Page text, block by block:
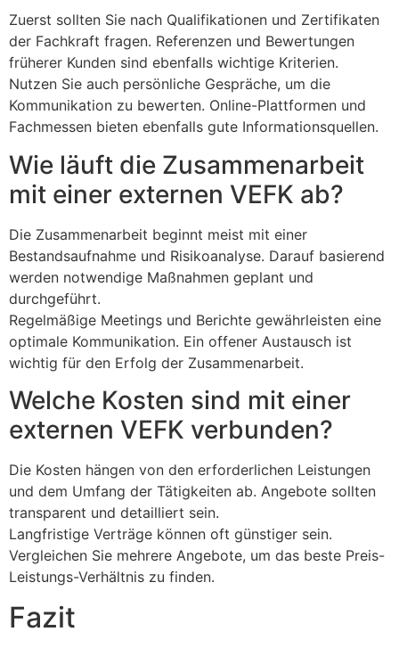
Zuerst sollten Sie nach Qualifikationen und Zertifikaten
der Fachkraft fragen. Referenzen und Bewertungen
früherer Kunden sind ebenfalls wichtige Kriterien.
Nutzen Sie auch persönliche Gespräche, um die
Kommunikation zu bewerten. Online-Plattformen und
Fachmessen bieten ebenfalls gute Informationsquellen.
Wie läuft die Zusammenarbeit
mit einer externen VEFK ab?
Die Zusammenarbeit beginnt meist mit einer
Bestandsaufnahme und Risikoanalyse. Darauf basierend
werden notwendige Maßnahmen geplant und
durchgeführt.
Regelmäßige Meetings und Berichte gewährleisten eine
optimale Kommunikation. Ein offener Austausch ist
wichtig für den Erfolg der Zusammenarbeit.
Welche Kosten sind mit einer
externen VEFK verbunden?
Die Kosten hängen von den erforderlichen Leistungen
und dem Umfang der Tätigkeiten ab. Angebote sollten
transparent und detailliert sein.
Langfristige Verträge können oft günstiger sein.
Vergleichen Sie mehrere Angebote, um das beste Preis-
Leistungs-Verhältnis zu finden.
Fazit